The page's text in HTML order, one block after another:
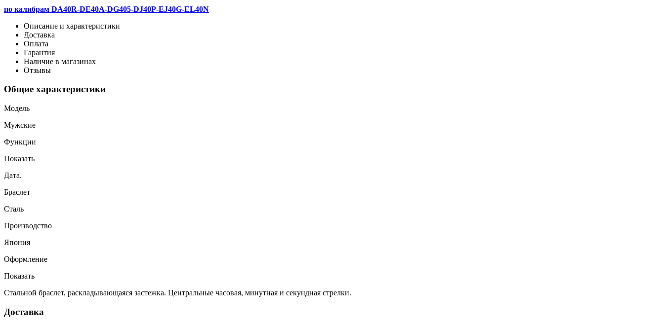
по калибрам DA40R-DE40A-DG405-DJ40P-EJ40G-EL40N
Описание и характеристики
Доставка
Оплата
Гарантия
Наличие в магазинах
Отзывы
Общие характеристики
Модель
Мужские
Функции
Показать
Дата.
Браслет
Сталь
Производство
Япония
Оформление
Показать
Стальной браслет, раскладывающаяся застежка. Центральные часовая, минутная и секундная стрелки.
Доставка